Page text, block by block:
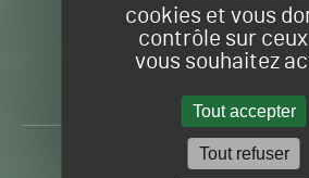
cookies et vous
contrôle sur
vous souhaitez
Tout accepter
Tout refuser
Gazon
Sport
H24
-
Toute l’info autour